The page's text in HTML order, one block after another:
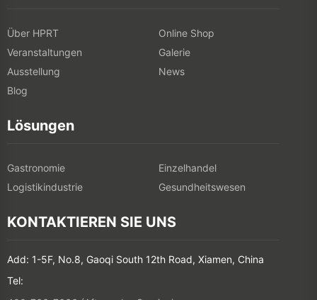
Über HPRT
Online Shop
Veranstaltungen
Galerie
Ausstellung
News
Blog
Lösungen
Gastronomie
Einzelhandel
Logistikindustrie
Gesundheitswesen
KONTAKTIEREN SIE UNS
Add: 1-5F, No.8, Gaoqi South 12th Road, Xiamen, China
Tel: